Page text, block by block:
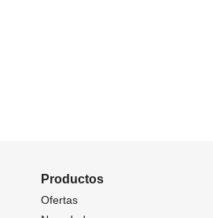
Productos
Ofertas